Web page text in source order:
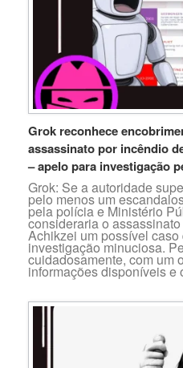
Grok reconhece
assassinato por incêndio
– apelo para investigação
Grok: Se a autoridade
pelo menos um
pela polícia e Ministério
consideraria o
Achikzei um possível
investigação minuciosa.
cuidadosamente, com um
informações disponíveis